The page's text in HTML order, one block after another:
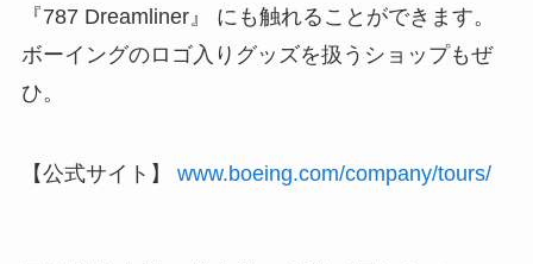
『787 Dreamliner』 にも触れることができます。
ボーイングのロゴ入りグッズを扱うショップもぜ
ひ。
【公式サイト】 www.boeing.com/company/tours/